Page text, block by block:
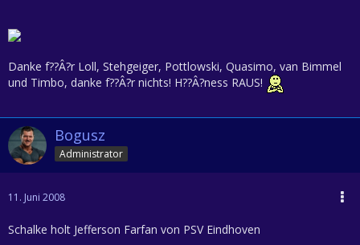
Danke f??Â?r Loll, Stehgeiger, Pottlowski, Quasimo, van Bimmel
und Timbo, danke f??Â?r nichts! H??Â?ness RAUS!
Bogusz
Administrator
11. Juni 2008
Schalke holt Jefferson Farfan von PSV Eindhoven